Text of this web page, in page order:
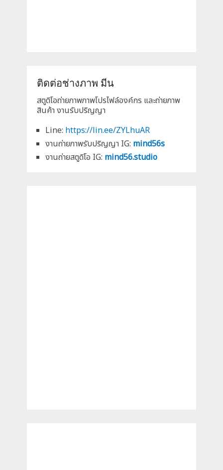
ติดต่อช่างภาพ มีน
สตูดิโอถ่ายภาพภาพโปรไฟล์องค์กร และถ่ายภาพ
สินค้า งานรับปริญญา
Line: https://lin.ee/ZYLhuAR
งานถ่ายภาพรับปริญญา IG: mind56s
งานถ่ายสตูดิโอ IG: mind56.studio